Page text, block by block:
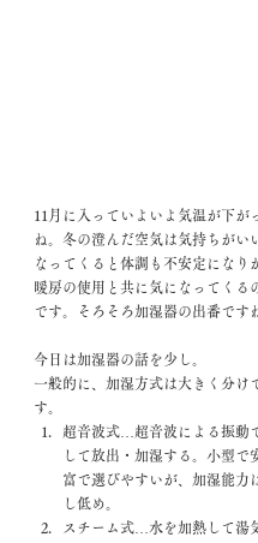
11月に入っていよいよ気温が下が
ね。冬の澄んだ空気は気持ちがい
なってくると体調も不安定になり
暖房の使用と共に気になってくる
です。そろそろ加湿器の出番です
今日は加湿器の話を少し。
一般的に、加湿方式は大きく分け
す。
超音波式…超音波による振動
して放出・加湿する。小型で
富で選びやすいが、加湿能力
し低め。
スチーム式…水を加熱して湯